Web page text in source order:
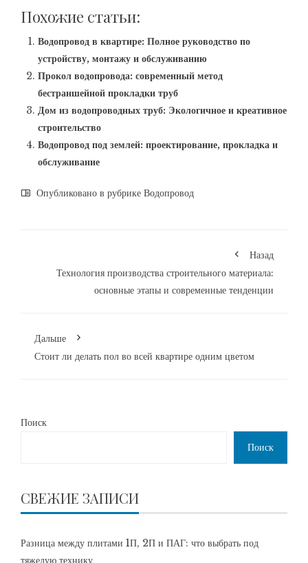
Похожие статьи:
Водопровод в квартире: Полное руководство по
устройству, монтажу и обслуживанию
Прокол водопровода: современный метод
бестраншейной прокладки труб
Дом из водопроводных труб: Экологичное и креативное
строительство
Водопровод под землей: проектирование, прокладка и
обслуживание
Опубликовано в рубрике Водопровод
Назад
Технология производства строительного материала:
основные этапы и современные тенденции
Дальше
Стоит ли делать пол во всей квартире одним цветом
Поиск
Поиск
СВЕЖИЕ ЗАПИСИ
Разница между плитами 1П, 2П и ПАГ: что выбрать под
тяжелую технику